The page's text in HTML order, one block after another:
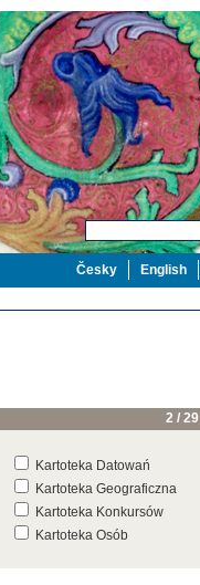
English
Česky
2 / 29
Kartoteka Datowań
Kartoteka Geograficzna
Kartoteka Konkursów
Kartoteka Osób